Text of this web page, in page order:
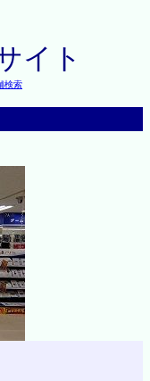
イト
検索